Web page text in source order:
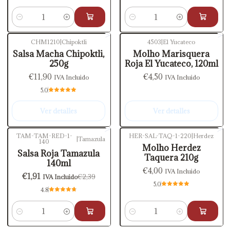
Cantidad Cantidad
CHM1210|Chipoktli
Salsa Macha Chipoktli,
250g
€11,90 IVA Incluido
5.0
Ver detalles
4503|El Yucateco
Molho Marisquera
Roja El Yucateco, 120ml
€4,50 IVA Incluido
Ver detalles
OFF
TAM-TAM-RED-1-
140 |Tamazula
Salsa Roja Tamazula
140ml
€1,91 IVA Incluido€2,39
4.8
Cantidad
HER-SAL-TAQ-1-220 Herdez
Molho Herdez
Taquera 210g
€4,00 IVA Incluido
5.0
Cantidad